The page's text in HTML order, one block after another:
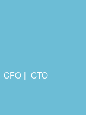
CFO
CTO